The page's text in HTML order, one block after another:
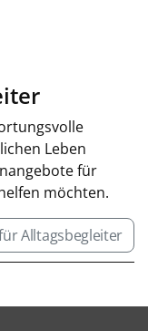
Leben
für
möchten.
Alltagsbegleiter